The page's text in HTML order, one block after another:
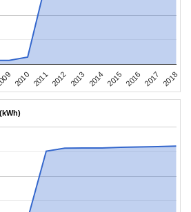
2010 2011 2012 2013 2014 2015 2016 2017 2018